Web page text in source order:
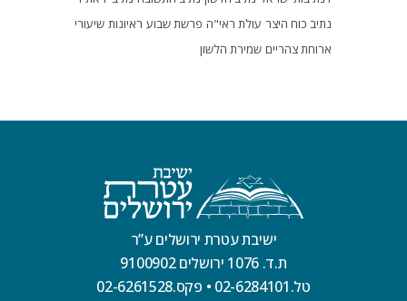
נתיב כוח היצר עולת ראי"ה פרשת שבוע ראיונות שיעורי
ארוחת צהריים שמירת הלשון
ישיבת עטרת ירושלים ע”ר
ת.ד. 1076 ירושלים 9100902
טל.02-6284101
• פקס.02-6261528